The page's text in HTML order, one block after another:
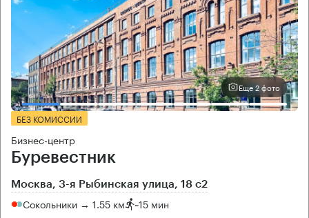
Еще 2 фото
БЕЗ КОМИССИИ
Бизнес-центр
Буревестник
Москва, 3-я Рыбинская улица, 18 с2
Сокольники → 1.55 км ~15 мин